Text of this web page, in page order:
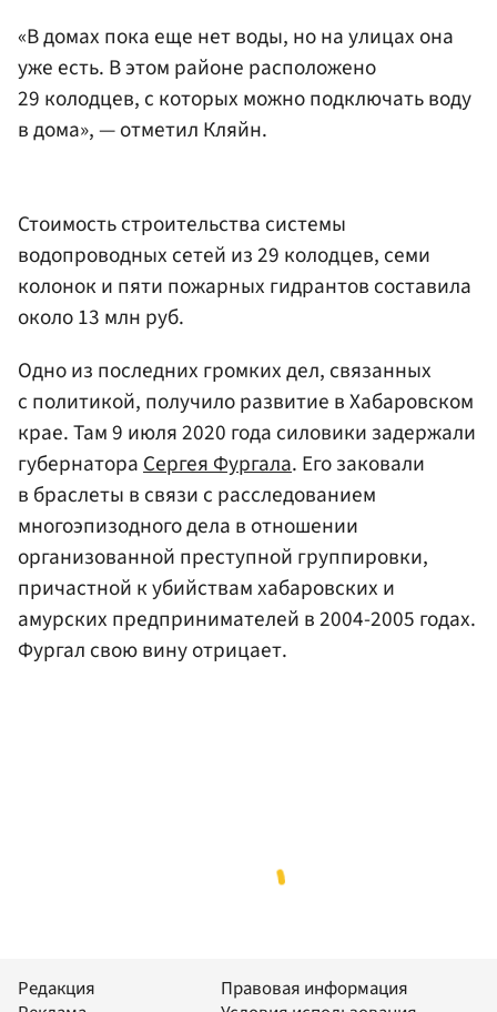
«В домах пока еще нет воды, но на улицах она
уже есть. В этом районе расположено
29 колодцев, с которых можно подключать воду
в дома», — отметил Кляйн.
Стоимость строительства системы
водопроводных сетей из 29 колодцев, семи
колонок и пяти пожарных гидрантов составила
около 13 млн руб.
Одно из последних громких дел, связанных
с политикой, получило развитие в Хабаровском
крае. Там 9 июля 2020 года силовики задержали
губернатора Сергея Фургала. Его заковали
в браслеты в связи с расследованием
многоэпизодного дела в отношении
организованной преступной группировки,
причастной к убийствам хабаровских и
амурских предпринимателей в 2004-2005 годах.
Фургал свою вину отрицает.
Редакция
Правовая информация